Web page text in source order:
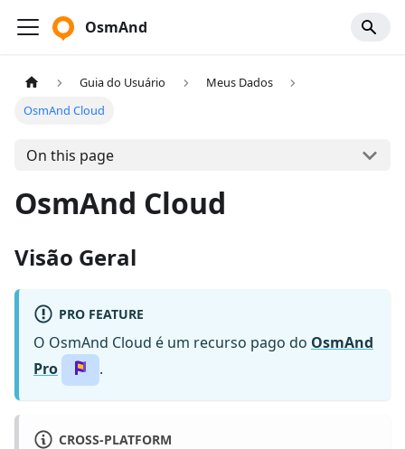
OsmAnd
Guia do Usuário
Meus Dados
OsmAnd Cloud
On this page
OsmAnd Cloud
Visão Geral
PRO FEATURE
O OsmAnd Cloud é um recurso pago do OsmAnd
Pro
.
CROSS-PLATFORM